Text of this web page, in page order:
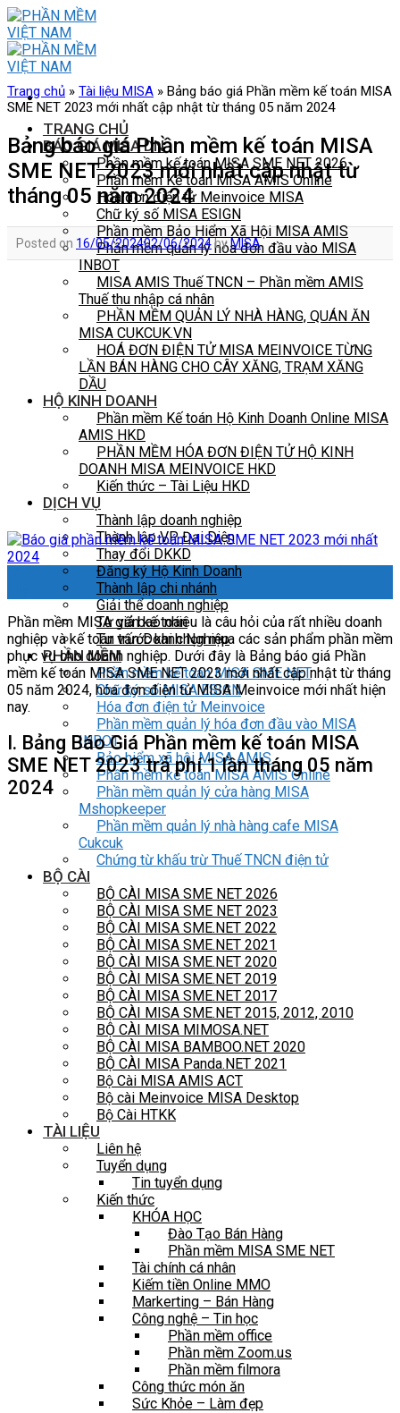
Skip
to
content
TRANG CHỦ
BÁO GIÁ MISA DN
Phần mềm kế toán MISA SME NET 2026
Phần mềm Kế toán MISA AMIS Online
Hóa đơn điện tử Meinvoice MISA
Chữ ký số MISA ESIGN
Phần mềm Bảo Hiểm Xã Hội MISA AMIS
Phần mềm quản lý hóa đơn đầu vào MISA
INBOT
MISA AMIS Thuế TNCN – Phần mềm AMIS
Thuế thu nhập cá nhân
PHẦN MỀM QUẢN LÝ NHÀ HÀNG, QUÁN ĂN
MISA CUKCUK.VN
HOÁ ĐƠN ĐIỆN TỬ MISA MEINVOICE TỪNG
LẦN BÁN HÀNG CHO CÂY XĂNG, TRẠM XĂNG
DẦU
HỘ KINH DOANH
Phần mềm Kế toán Hộ Kinh Doanh Online MISA
AMIS HKD
PHẦN MỀM HÓA ĐƠN ĐIỆN TỬ HỘ KINH
DOANH MISA MEINVOICE HKD
Kiến thức – Tài Liệu HKD
DỊCH VỤ
Thành lập doanh nghiệp
Thành lập VP Đại Diện
Thay đổi DKKD
Đăng ký Hộ Kinh Doanh
Thành lập chi nhánh
Giải thể doanh nghiệp
Tư vấn kế toán
Tư vấn Doanh Nghiệp
PHẦN MỀM
Phần mềm kế toán MISA SME NET
Chữ ký số MISA ESIGN
Hóa đơn điện tử Meinvoice
Phần mềm quản lý hóa đơn đầu vào MISA
INBOT
Bảo hiểm xã hội MISA AMIS
Phần mềm kế toán MISA AMIS Online
Phần mềm quản lý cửa hàng MISA
Mshopkeeper
Phần mềm quản lý nhà hàng cafe MISA
Cukcuk
Chứng từ khấu trừ Thuế TNCN điện tử
BỘ CÀI
BỘ CÀI MISA SME NET 2026
BỘ CÀI MISA SME NET 2023
BỘ CÀI MISA SME.NET 2022
BỘ CÀI MISA SME.NET 2021
BỘ CÀI MISA SME.NET 2020
BỘ CÀI MISA SME.NET 2019
BỘ CÀI MISA SME.NET 2017
BỘ CÀI MISA SME.NET 2015, 2012, 2010
BỘ CÀI MISA MIMOSA.NET
BỘ CÀI MISA BAMBOO.NET 2020
BỘ CÀI MISA Panda.NET 2021
Bộ Cài MISA AMIS ACT
Bộ cài Meinvoice MISA Desktop
Bộ Cài HTKK
TÀI LIỆU
Liên hệ
Tuyển dụng
Tin tuyển dụng
Kiến thức
KHÓA HỌC
Đào Tạo Bán Hàng
Phần mềm MISA SME NET
Tài chính cá nhân
Kiếm tiền Online MMO
Markerting – Bán Hàng
Công nghệ – Tin học
Phần mềm office
Phần mềm Zoom.us
Phần mềm filmora
Công thức món ăn
Sức Khỏe – Làm đẹp
Trang chủ » Tài liệu MISA » Bảng báo giá Phần mềm kế toán MISA
SME NET 2023 mới nhất cập nhật từ tháng 05 năm 2024
Bảng báo giá Phần mềm kế toán MISA
SME NET 2023 mới nhất cập nhật từ
tháng 05 năm 2024
Posted on 16/05/202402/06/2024byMISA
Phần mềm MISA giá bao nhiêu là câu hỏi của rất nhiều doanh
nghiệp và kế toán trước khi chọn mua các sản phẩm phần mềm
phục vụ cho doanh nghiệp. Dưới đây là Bảng báo giá Phần
mềm kế toán MISA SME NET 2023 mới nhất cập nhật từ tháng
05 năm 2024, hóa đơn điện tử MISA Meinvoice mới nhất hiện
nay.
I. Bảng Báo Giá Phần mềm kế toán MISA
SME NET 2023 trả phí 1 lần tháng 05 năm
2024